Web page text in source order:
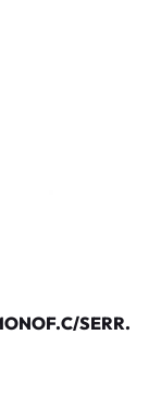
SERR.